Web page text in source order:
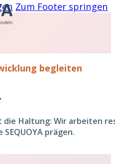
Zum Footer springen
begleiten
die Haltung: Wir arbeiten
prägen.